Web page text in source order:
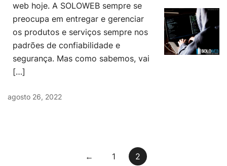
web hoje. A SOLOWEB sempre se
preocupa em entregar e gerenciar
os produtos e serviços sempre nos
padrões de confiabilidade e
segurança. Mas como sabemos, vai
[…]
agosto 26, 2022
← 1 2